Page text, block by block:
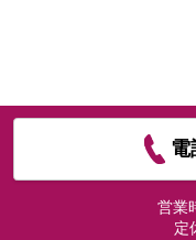
電
営業
定